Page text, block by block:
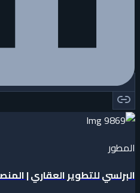
المطور
البرلسي للتطوير العقاري |